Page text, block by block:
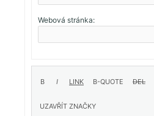
Webová stránka: